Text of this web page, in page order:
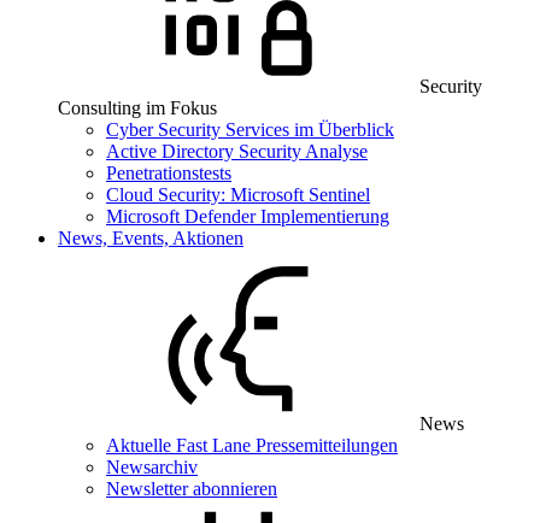
Security
Consulting im Fokus
Cyber Security Services im Überblick
Active Directory Security Analyse
Penetrationstests
Cloud Security: Microsoft Sentinel
Microsoft Defender Implementierung
News, Events, Aktionen
News
Aktuelle Fast Lane Pressemitteilungen
Newsarchiv
Newsletter abonnieren